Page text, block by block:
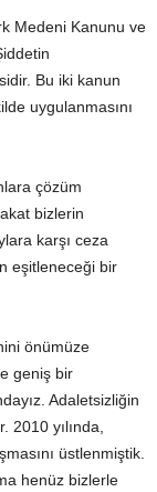
Medeni Kanunu ve
Bu iki kanun
uygulanmasını
çözüm
bizlerin
karşı ceza
eşitleneceği bir
önümüze
geniş bir
Adaletsizliğin
yılında,
üstlenmiştik.
henüz bizlerle